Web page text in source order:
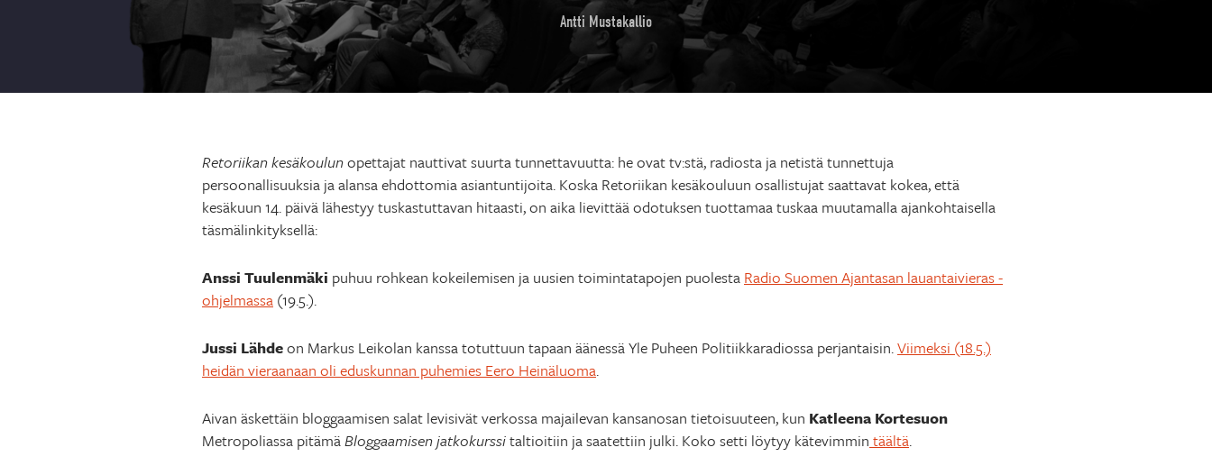
Antti Mustakallio
Retoriikan kesäkoulunopettajat nauttivat suurta tunnettavuutta: he ovat tv:stä, radiosta ja netistä tunnettuja
persoonallisuuksia ja alansa ehdottomia asiantuntijoita. Koska Retoriikan kesäkouluun osallistujat saattavat kokea, että
kesäkuun 14. päivä lähestyy tuskastuttavan hitaasti, on aika lievittää odotuksen tuottamaa tuskaa muutamalla ajankohtaisella
täsmälinkityksellä:
Anssi Tuulenmäki puhuu rohkean kokeilemisen ja uusien toimintatapojen puolesta Radio Suomen Ajantasan lauantaivieras -
ohjelmassa (19.5.).
Jussi Lähdeon Markus Leikolan kanssa totuttuun tapaan äänessä Yle Puheen Politiikkaradiossa perjantaisin.Viimeksi (18.5.)
heidän vieraanaan oli eduskunnan puhemies Eero Heinäluoma.
Aivan äskettäin bloggaamisen salat levisivät verkossa majailevan kansanosan tietoisuuteen, kun Katleena Kortesuon
Metropoliassa pitämäBloggaamisen jatkokurssitaltioitiin ja saatettiin julki. Koko setti löytyy kätevimmin täältä.